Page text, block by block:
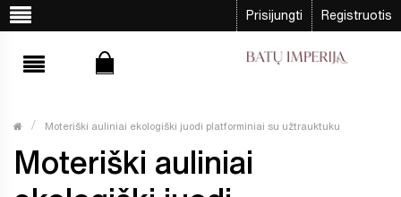
Prisijungti Registruotis
Moteriški auliniai ekologiški juodi platforminiai su užtrauktuku
Moteriški auliniai